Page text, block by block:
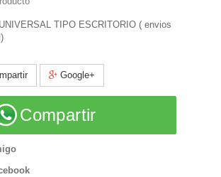
TIPO ESCRITORIO ( envios
Google+
Compartir